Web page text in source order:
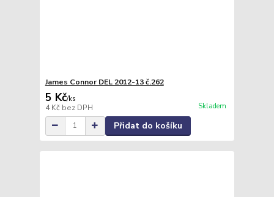
James Connor DEL 2012-13 č.262
5 Kč/ks
4 Kč bez DPH Skladem
Přidat do košíku